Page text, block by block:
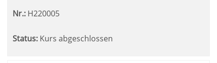
Nr.: H220005
Status: Kurs abgeschlossen